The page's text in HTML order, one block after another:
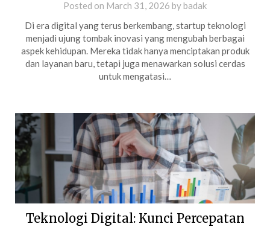
Posted on March 31, 2026 bybadak
Di era digital yang terus berkembang, startup teknologi
menjadi ujung tombak inovasi yang mengubah berbagai
aspek kehidupan. Mereka tidak hanya menciptakan produk
dan layanan baru, tetapi juga menawarkan solusi cerdas
untuk mengatasi…
Teknologi Digital: Kunci Percepatan